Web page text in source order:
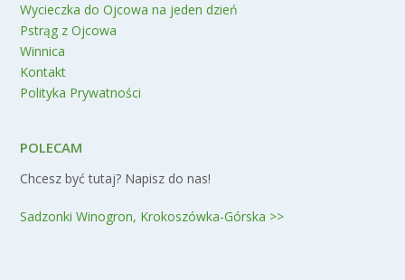
Wycieczka do Ojcowa na jeden dzień
Pstrąg z Ojcowa
Winnica
Kontakt
Polityka Prywatności
POLECAM
Chcesz być tutaj? Napisz do nas!
Sadzonki Winogron, Krokoszówka-Górska >>